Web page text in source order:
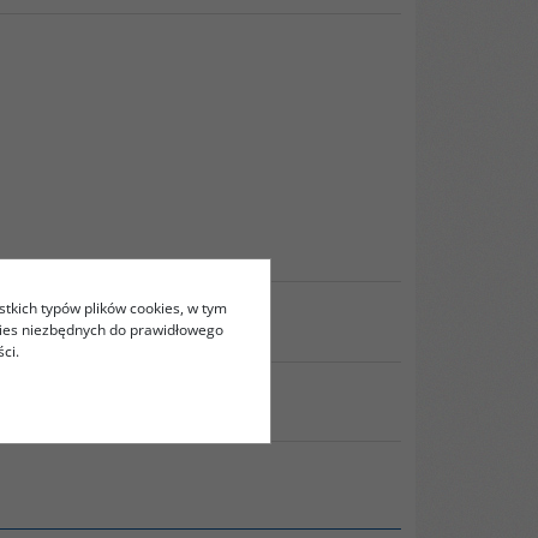
typów plików cookies, w tym
niezbędnych do prawidłowego